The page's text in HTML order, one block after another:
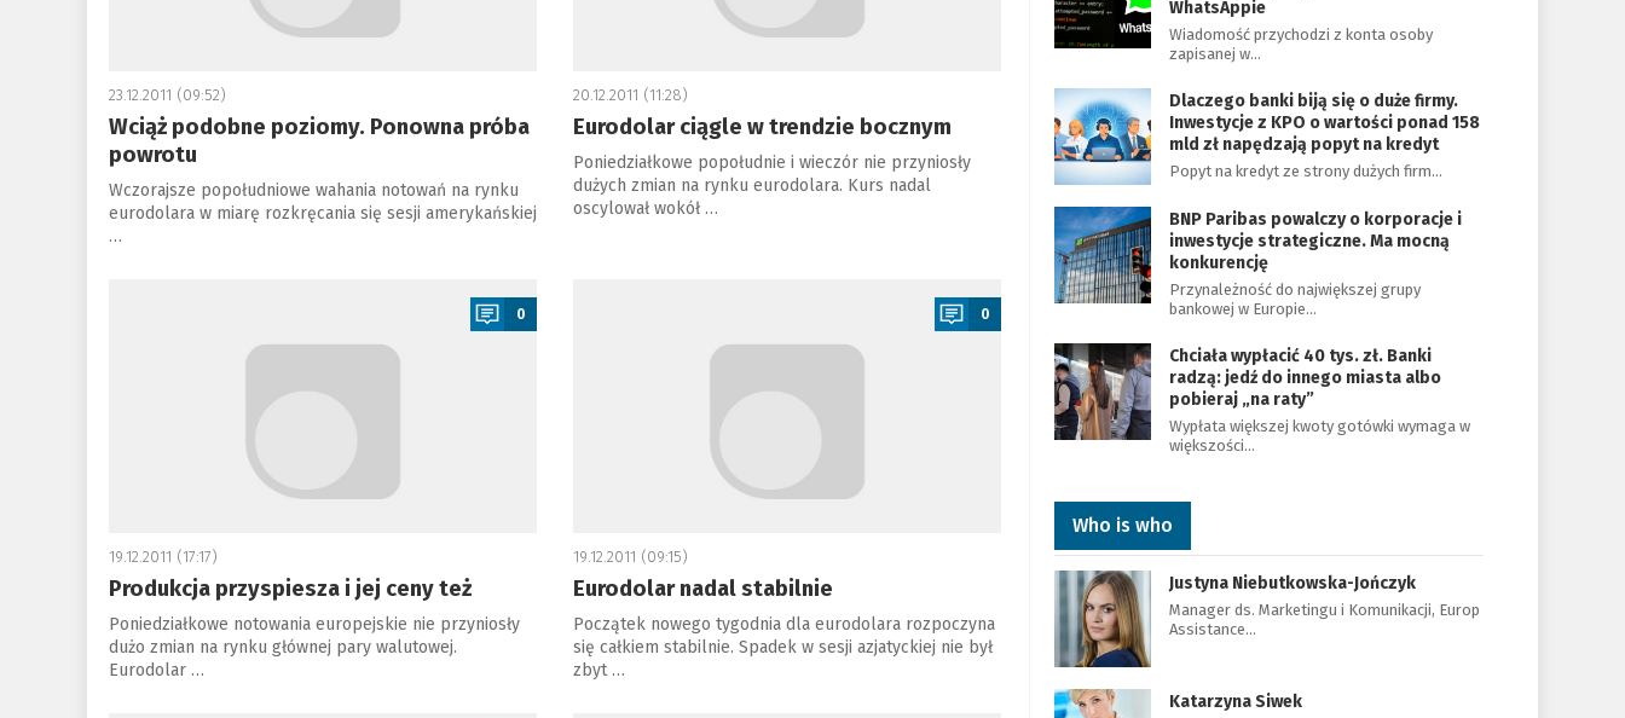
23.12.2011 (09:52)
Wciąż podobne poziomy. Ponowna próba
powrotu
Wczorajsze popołudniowe wahania notowań na rynku
eurodolara w miarę rozkręcania się sesji amerykańskiej
…
20.12.2011 (11:28)
Eurodolar ciągle w trendzie bocznym
Poniedziałkowe popołudnie i wieczór nie przyniosły
dużych zmian na rynku eurodolara. Kurs nadal
oscylował wokół …
0
19.12.2011 (17:17)
Produkcja przyspiesza i jej ceny też
Poniedziałkowe notowania europejskie nie przyniosły
dużo zmian na rynku głównej pary walutowej.
Eurodolar …
0
19.12.2011 (09:15)
Eurodolar nadal stabilnie
Początek nowego tygodnia dla eurodolara rozpoczyna
się całkiem stabilnie. Spadek w sesji azjatyckiej nie był
zbyt …
WhatsAppie
Wiadomość przychodzi z konta osoby
zapisanej w…
Dlaczego banki biją się o duże firmy.
Inwestycje z KPO o wartości ponad 158
mld zł napędzają popyt na kredyt
Popyt na kredyt ze strony dużych firm…
BNP Paribas powalczy o korporacje i
inwestycje strategiczne. Ma mocną
konkurencję
Przynależność do największej grupy
bankowej w Europie…
Chciała wypłacić 40 tys. zł. Banki
radzą: jedź do innego miasta albo
pobieraj „na raty”
Wypłata większej kwoty gotówki wymaga w
większości…
Who is who
Justyna Niebutkowska-Jończyk
Manager ds. Marketingu i Komunikacji, Europ
Assistance…
Katarzyna Siwek